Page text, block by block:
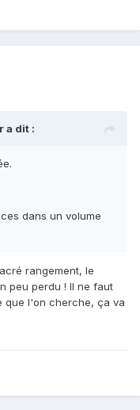
a dit :
dans un volume
rangement, le
peu perdu ! Il ne faut
que l'on cherche, ça va